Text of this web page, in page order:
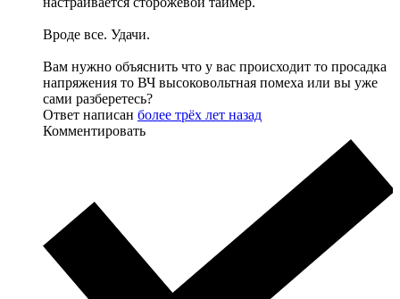
Вроде все. Удачи.
Вам нужно объяснить что у вас происходит то просадка
напряжения то ВЧ высоковольтная помеха или вы уже
сами разберетесь?
Ответ написан более трёх лет назад
Комментировать